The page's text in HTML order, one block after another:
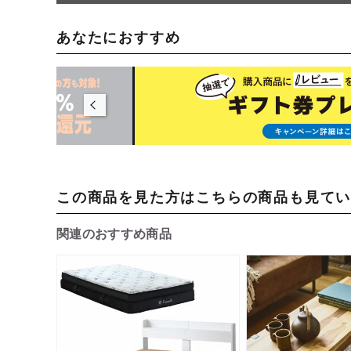
あなたにおすすめ
この商品を見た方はこちらの商品も見て
関連のおすすめ商品